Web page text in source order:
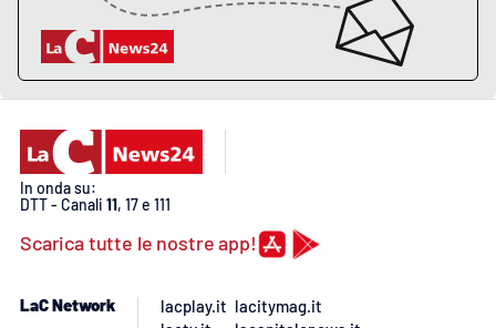
In onda su:
DTT - Canali 11, 17 e 111
Scarica tutte le nostre app!
LaC Network
lacplay.it lacitymag.it